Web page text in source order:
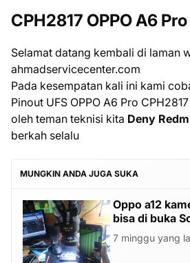
CPH2817 OPPO A6
Selamat datang kembali di laman
ahmadservicecenter.com
Pada kesempatan kali ini kami
Pinout UFS OPPO A6 Pro
oleh teman teknisi kita Deny
berkah selalu
MUNGKIN ANDA JUGA SUKA
Oppo a12
bisa di buka
7 minggu yang